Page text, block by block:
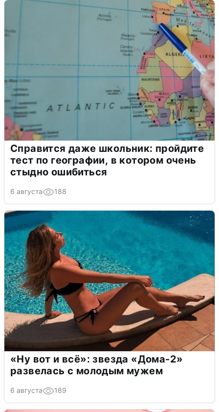
Справится даже школьник: пройдите
тест по географии, в котором очень
стыдно ошибиться
6 августа 188
«Ну вот и всё»: звезда «Дома-2»
развелась с молодым мужем
6 августа 189